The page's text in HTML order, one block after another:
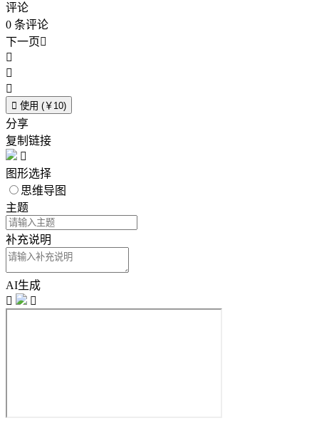
评论
0 条评论
下一页



 使用 (￥10)
分享
复制链接

图形选择
思维导图
主题
补充说明
AI生成

